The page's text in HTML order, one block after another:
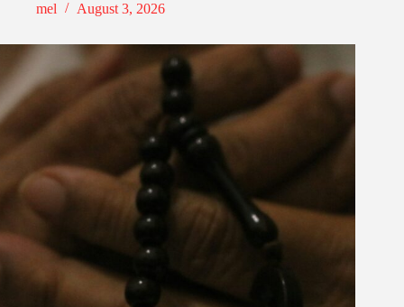
mel
August 3, 2026